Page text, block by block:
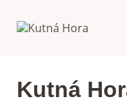
obsah
Kutná